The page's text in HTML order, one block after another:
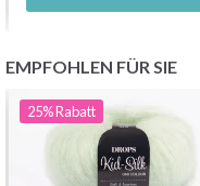
EMPFOHLEN FÜR SIE
25%Rabatt